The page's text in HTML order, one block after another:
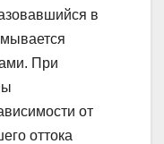
в
При
от
оттока